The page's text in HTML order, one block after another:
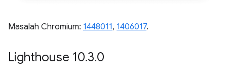
Masalah Chromium: 1448011, 1406017.
Lighthouse 10.3.0